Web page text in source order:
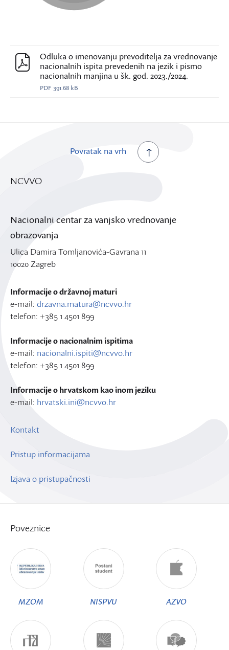
Odluka o imenovanju prevoditelja za vrednovanje
nacionalnih ispita prevedenih na jezik i pismo
nacionalnih manjina u šk. god. 2023./2024.
PDF 391.68 kB
Povratak na vrh
NCVVO
Nacionalni centar za vanjsko vrednovanje
obrazovanja
Ulica Damira Tomljanovića-Gavrana 11
10020 Zagreb
Informacije o državnoj maturi
e-mail: drzavna.matura@ncvvo.hr
telefon: +385 1 4501 899
Informacije o nacionalnim ispitima
e-mail: nacionalni.ispiti@ncvvo.hr
telefon: +385 1 4501 899
Informacije o hrvatskom kao inom jeziku
e-mail: hrvatski.ini@ncvvo.hr
Kontakt
Pristup informacijama
Izjava o pristupačnosti
Poveznice
MZOM NISPVU AZVO